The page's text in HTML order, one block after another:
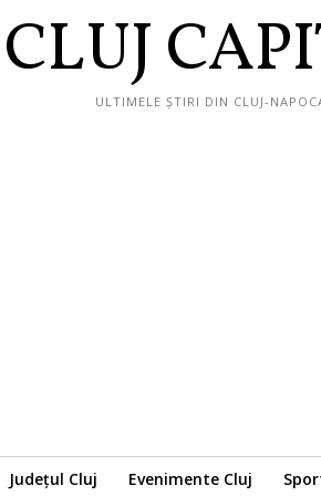
CLUJ
ULTIMELE ȘTIRI DIN CLUJ-
Județul Cluj Evenimente Cluj